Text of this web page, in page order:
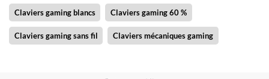
Claviers gaming blancs Claviers gaming 60 %
Claviers gaming sans fil Claviers mécaniques gaming